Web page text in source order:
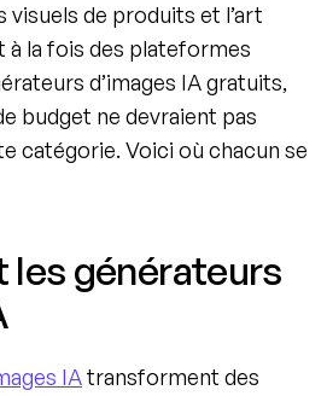
visuels de produits et l’art
à la fois des plateformes
d’images IA gratuits,
budget ne devraient pas
catégorie. Voici où chacun se
les générateurs
IA transforment des